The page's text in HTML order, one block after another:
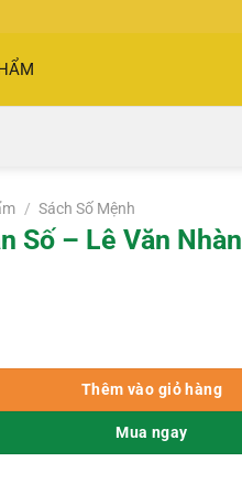
/ Sách Số Mệnh
Số – Lê Văn Nhàn
Thêm vào giỏ hàng
Mua ngay